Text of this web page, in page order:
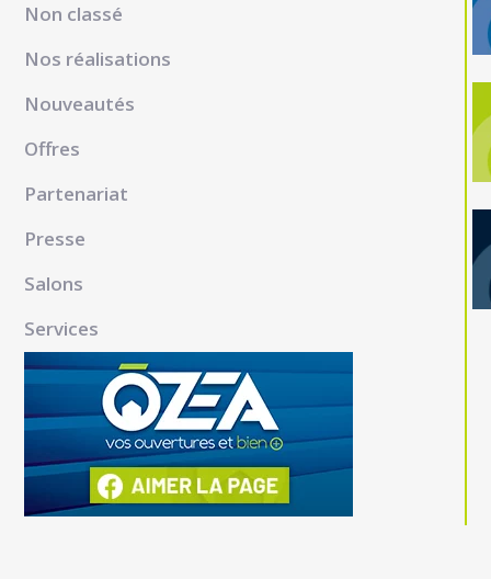
Non classé
Nos réalisations
Nouveautés
Offres
Partenariat
Presse
Salons
Services